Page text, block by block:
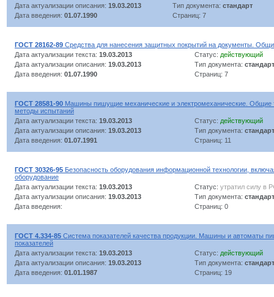
Дата актуализации описания: 19.03.2013 Тип документа: стандарт
Дата введения: 01.07.1990 Страниц: 7
ГОСТ 28162-89 Средства для нанесения защитных покрытий на документы.
Дата актуализации текста: 19.03.2013 Статус: действующий
Дата актуализации описания: 19.03.2013 Тип документа: стандарт
Дата введения: 01.07.1990 Страниц: 7
ГОСТ 28581-90 Машины пишущие механические и электромеханические. Общие
методы испытаний
Дата актуализации текста: 19.03.2013 Статус: действующий
Дата актуализации описания: 19.03.2013 Тип документа: стандарт
Дата введения: 01.07.1991 Страниц: 11
ГОСТ 30326-95 Безопасность оборудования информационной технологии,
оборудование
Дата актуализации текста: 19.03.2013 Статус: утратил силу в
Дата актуализации описания: 19.03.2013 Тип документа: стандарт
Дата введения:
Страниц: 0
ГОСТ 4.334-85 Система показателей качества продукции. Машины и автоматы
показателей
Дата актуализации текста: 19.03.2013 Статус: действующий
Дата актуализации описания: 19.03.2013 Тип документа: стандарт
Дата введения: 01.01.1987 Страниц: 19